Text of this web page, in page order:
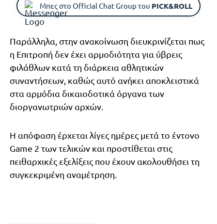
Μπες στο Official Chat Group του PICK&ROLL
Παράλληλα, στην ανακοίνωση διευκρινίζεται πως
η Επιτροπή δεν έχει αρμοδιότητα για ύβρεις
φιλάθλων κατά τη διάρκεια αθλητικών
συναντήσεων, καθώς αυτό ανήκει αποκλειστικά
στα αρμόδια δικαιοδοτικά όργανα των
διοργανωτριών αρχών.
Η απόφαση έρχεται λίγες ημέρες μετά το έντονο
Game 2 των τελικών και προστίθεται στις
πειθαρχικές εξελίξεις που έχουν ακολουθήσει τη
συγκεκριμένη αναμέτρηση.